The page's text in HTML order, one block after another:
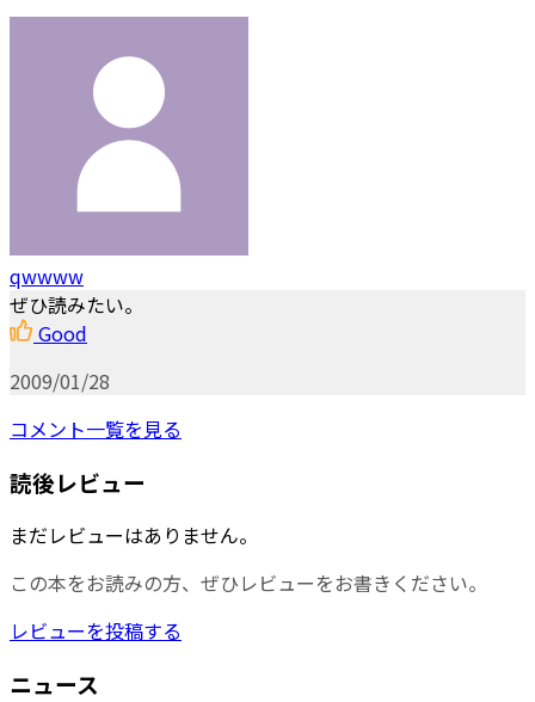
qwwww
ぜひ読みたい。
Good
2009/01/28
コメント一覧を見る
読後レビュー
まだレビューはありません。
この本をお読みの方、ぜひレビューをお書きください。
レビューを投稿する
ニュース